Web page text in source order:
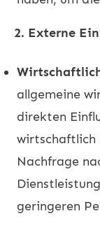
2. Externe
allgemeine
direkten
wirtschaftlich
Nachfrage
geringeren